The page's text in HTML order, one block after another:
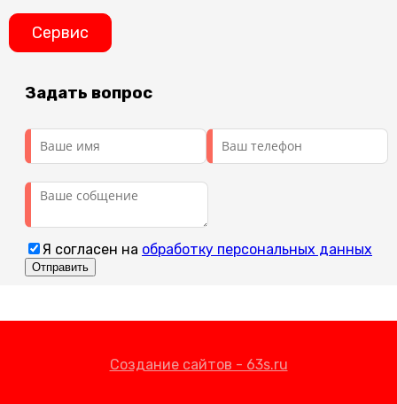
Сервис
Задать вопрос
Я согласен на обработку персональных данных
Создание сайтов - 63s.ru